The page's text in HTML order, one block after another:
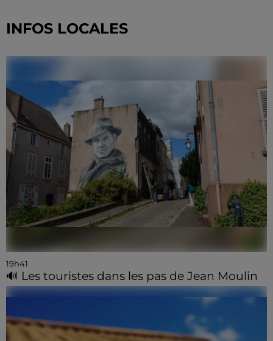
INFOS LOCALES
19h41
🔊 Les touristes dans les pas de Jean Moulin